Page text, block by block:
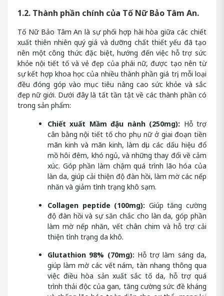
1.2. Thành phần chính của Tố Nữ Bảo Tâm An.
Tố Nữ Bảo Tâm An là sự phối hợp hài hòa giữa các chiết
xuất thiên nhiên quý giá và dưỡng chất thiết yếu đã tạo
nên một công thức đặc biệt, hướng đến việc hỗ trợ sức
khỏe nội tiết tố và vẻ đẹp của phái nữ, được tạo nên từ
sự kết hợp khoa học của nhiều thành phần giá trị, mỗi loại
đều đóng góp vào mục tiêu nâng cao sức khỏe và sắc
đẹp nữ giới. Dưới đây là tất tần tật về các thành phần có
trong sản phẩm:
Chiết xuất Mầm đậu nành (250mg): Hỗ trợ
cân bằng nội tiết tố cho phụ nữ ở giai đoạn tiền
mãn kinh và mãn kinh, làm dịu các dấu hiệu đổ
mồ hôi đêm, khó ngủ, và những thay đổi về cảm
xúc. Góp phần làm chậm quá trình lão hóa của
làn da, giúp cải thiện độ đàn hồi, làm mờ các nếp
nhăn và giảm tình trạng khô sạm.
Collagen peptide (100mg): Giúp tăng cường
độ đàn hồi và sự săn chắc cho làn da, góp phần
làm mờ nếp nhăn, vết chân chim và hỗ trợ cải
thiện tình trạng da khô.
Glutathion 98% (70mg): Hỗ trợ làm sáng da,
giúp làm mờ các vết nám, tàn nhang thông qua
việc điều hòa sản xuất sắc tố da, hỗ trợ quá
trình thải độc của gan, tăng cường sức đề kháng